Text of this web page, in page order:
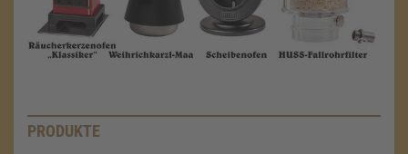
PRODUKTE